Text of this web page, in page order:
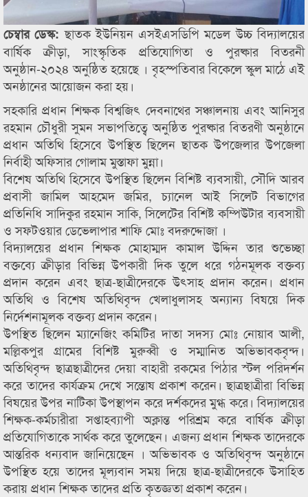
চেম্বার ডেস্ক:ছাতক ইউনিয়ন এসইএসডিপি মডেল উচ্চ বিদ্যালয়ের
বার্ষিক ক্রীড়া, সাংস্কৃতিক প্রতিযোগিতা ও পুরষ্কার বিতরনী
অনুষ্ঠান-২০২৪ অনুষ্ঠিত হয়েছে । বৃহস্পতিবার বিকেলে স্কুল মাঠে এই
অনষ্ঠানের আয়োজন করা হয়।
সহকারি প্রধান শিক্ষক বিশ্বজিৎ দেবনাথের সঞ্চালনায় এবং আনিসুর
রহমান চৌধুরী সুমন সভাপতিত্বে অনুষ্ঠিত পুরষ্কার বিতরণী অনুষ্ঠানে
প্রধান অতিথি হিসেবে উপস্থিত ছিলেন ছাতক উপজেলার উপজেলা
নির্বাহী অফিসার গোলাম মুস্তাফা মুন্না।
বিশেষ অতিথি হিসেবে উপস্থিত ছিলেন বিশিষ্ট ব্যবসায়ী, সৌদি আরব
প্রবাসী জামিল আহমেদ জমির, চ্যানেল আই সিলেট বিভাগের
প্রতিনিধি সাদিকুর রহমান সাকি, সিলেটের বিশিষ্ট কম্পিউটার ব্যবসায়ী
ও সফটওয়ার ডেভেলাপার শাফি মোঃ বদরুদ্দোজা ।
বিদ্যালয়ের প্রধান শিক্ষক মোহাম্মদ কামাল উদ্দিন তার শুভেচ্ছা
বক্তব্যে ক্রীড়ার বিভিন্ন উপকারী দিক তুলে ধরে গঠনমূলক বক্তব্য
প্রদান করেন এবং ছাত্র-ছাত্রীদেরকে উৎসাহ প্রদান করেন। প্রধান
অতিথি ও বিশেষ অতিথিবৃন্দ খেলাধুলাসহ অন্যান্য বিষয়ে দিক
নির্দেশনামূলক বক্তব্য প্রদান করেন।
উপস্থিত ছিলেন ম্যানেজিং কমিটির দাতা সদস্য মোঃ নোয়াব আলী,
মল্লিকপুর গ্রামের বিশিষ্ট মুরুব্বী ও সম্মানিত অভিভাবকবৃন্দ।
অতিথিবৃন্দ ছাত্রছাত্রীদের দেয়া বাহারী রকমের পিঠার স্টল পরিদর্শন
করে তাদের কার্যক্রম দেখে সন্তোষ প্রকাশ করেন। ছাত্রছাত্রীরা বিভিন্ন
বিষয়ের উপর নাটিকা উপস্থাপন করে দর্শকদের মুগ্ধ করে। বিদ্যালয়ের
শিক্ষক-কর্মচারীরা সপ্তাহব্যাপী অক্লান্ত পরিশ্রম করে বার্ষিক ক্রীড়া
প্রতিযোগিতাকে সার্থক করে তুলেছেন। এজন্য প্রধান শিক্ষক তাদেরকে
আন্তরিক ধন্যবাদ জানিয়েছেন । অভিভাবক ও অতিথিবৃন্দ অনুষ্ঠানে
উপস্থিত হয়ে তাদের মূল্যবান সময় দিয়ে ছাত্র-ছাত্রীদেরকে উসাহিত
করায় প্রধান শিক্ষক তাদের প্রতি কৃতজ্ঞতা প্রকাশ করেন।